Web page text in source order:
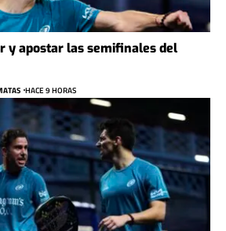
y apostar las semifinales del
HACE 9 HORAS